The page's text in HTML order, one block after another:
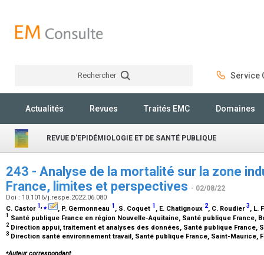
Rechercher Service
Actualités Revues Traités EMC Domaines
REVUE D'EPIDÉMIOLOGIE ET DE SANTÉ PUBLIQUE
243 - Analyse de la mortalité sur la zone
France, limites et perspectives - 02/08/22
Doi : 10.1016/j.respe.2022.06.080
C. Castor 1,⁎ , P. Germonneau 1 , S. Coquet 1 , E. Chatignoux 2, C. Roudier3, L.
1 Santé publique France en région Nouvelle-Aquitaine, Santé publique France,
2 Direction appui, traitement et analyses des données, Santé publique France,
3 Direction santé environnement travail, Santé publique France, Saint-Maurice,
⁎Auteur correspondant